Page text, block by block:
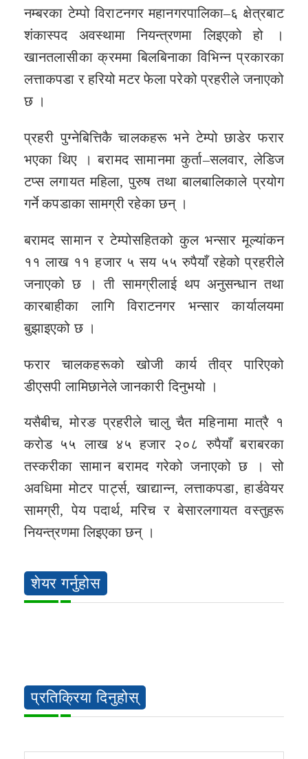
नम्बरका टेम्पो विराटनगर महानगरपालिका–६ क्षेत्रबाट
शंकास्पद अवस्थामा नियन्त्रणमा लिइएको हो ।
खानतलासीका क्रममा बिलबिनाका विभिन्न प्रकारका
लत्ताकपडा र हरियो मटर फेला परेको प्रहरीले जनाएको
छ ।
प्रहरी पुग्नेबित्तिकै चालकहरू भने टेम्पो छाडेर फरार
भएका थिए । बरामद सामानमा कुर्ता–सलवार, लेडिज
टप्स लगायत महिला, पुरुष तथा बालबालिकाले प्रयोग
गर्ने कपडाका सामग्री रहेका छन् ।
बरामद सामान र टेम्पोसहितको कुल भन्सार मूल्यांकन
११ लाख ११ हजार ५ सय ५५ रुपैयाँ रहेको प्रहरीले
जनाएको छ । ती सामग्रीलाई थप अनुसन्धान तथा
कारबाहीका लागि विराटनगर भन्सार कार्यालयमा
बुझाइएको छ ।
फरार चालकहरूको खोजी कार्य तीव्र पारिएको
डीएसपी लामिछानेले जानकारी दिनुभयो ।
यसैबीच, मोरङ प्रहरीले चालु चैत महिनामा मात्रै १
करोड ५५ लाख ४५ हजार २०८ रुपैयाँ बराबरका
तस्करीका सामान बरामद गरेको जनाएको छ । सो
अवधिमा मोटर पार्ट्स, खाद्यान्न, लत्ताकपडा, हार्डवेयर
सामग्री, पेय पदार्थ, मरिच र बेसारलगायत वस्तुहरू
नियन्त्रणमा लिइएका छन् ।
शेयर गर्नुहोस
प्रतिक्रिया दिनुहोस्